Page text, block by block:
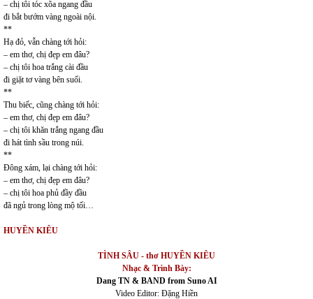
– chị tôi tóc xõa ngang đầu
đi bắt bướm vàng ngoài nội.
**
Hạ đỏ, vẫn chàng tới hỏi:
– em thơ, chị đẹp em đâu?
– chị tôi hoa trắng cài đầu
đi giặt tơ vàng bên suối.
**
Thu biếc, cũng chàng tới hỏi:
– em thơ, chị đẹp em đâu?
– chị tôi khăn trắng ngang đầu
đi hát tình sầu trong núi.
**
Đông xám, lại chàng tới hỏi:
– em thơ, chị đẹp em đâu?
– chị tôi hoa phủ đầy đầu
đã ngủ trong lòng mộ tối…
HUYỀN KIÊU
TÌNH SÂU - thơ HUYỀN KIÊU
Nhạc & Trình Bày:
Dang TN & BAND from Suno AI
Video Editor: Đặng Hiền